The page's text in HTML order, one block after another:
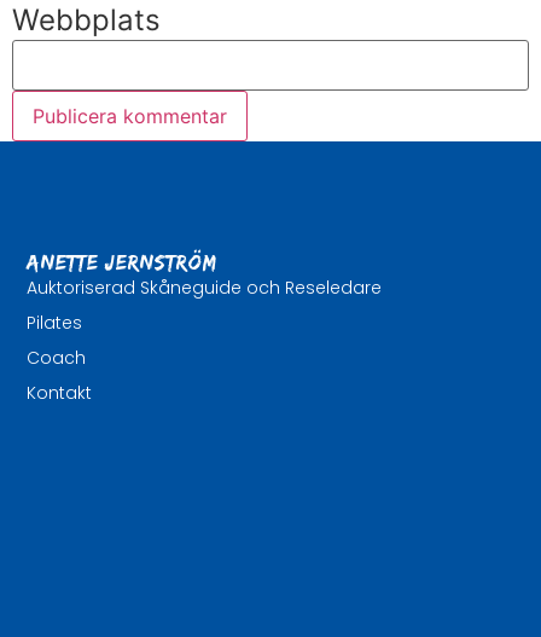
Webbplats
Anette Jernström
Auktoriserad Skåneguide och Reseledare
Pilates
Coach
Kontakt